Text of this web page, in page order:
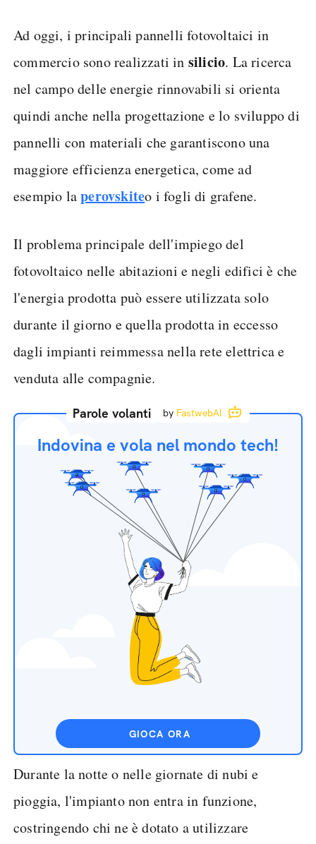
Ad oggi, i principali pannelli fotovoltaici in
commercio sono realizzati in silicio. La ricerca
nel campo delle energie rinnovabili si orienta
quindi anche nella progettazione e lo sviluppo di
pannelli con materiali che garantiscono una
maggiore efficienza energetica, come ad
esempio laperovskiteo i fogli di grafene.
Il problema principale dell'impiego del
fotovoltaico nelle abitazioni e negli edifici è che
l'energia prodotta può essere utilizzata solo
durante il giorno e quella prodotta in eccesso
dagli impianti reimmessa nella rete elettrica e
venduta alle compagnie.
Parole volanti by FastwebAI
Indovina e vola nel mondo tech!
GIOCA ORA
Durante la notte o nelle giornate di nubi e
pioggia, l'impianto non entra in funzione,
costringendo chi ne è dotato a utilizzare